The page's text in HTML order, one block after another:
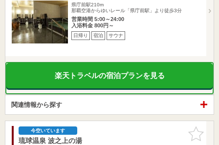
県庁前駅210m
那覇空港からゆいレール「県庁前駅」より徒歩3分
営業時間 5:00～24:00
入浴料金 800円～
日帰り 宿泊 サウナ
楽天トラベルの宿泊プランを見る
関連情報から探す
お気に入
りに追加
今空いています
琉球温泉 波之上の湯